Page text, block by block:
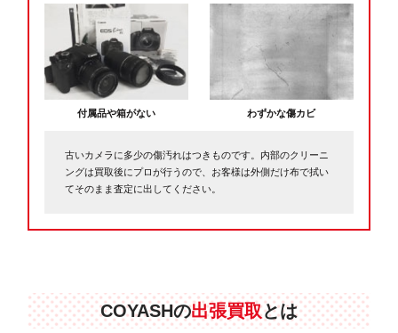
付属品や箱がない わずかな傷カビ
古いカメラに多少の傷汚れはつきものです。内部のクリーニ
ングは買取後にプロが行うので、お客様は外側だけ布で拭い
てそのまま査定に出してください。
COYASHの出張買取とは